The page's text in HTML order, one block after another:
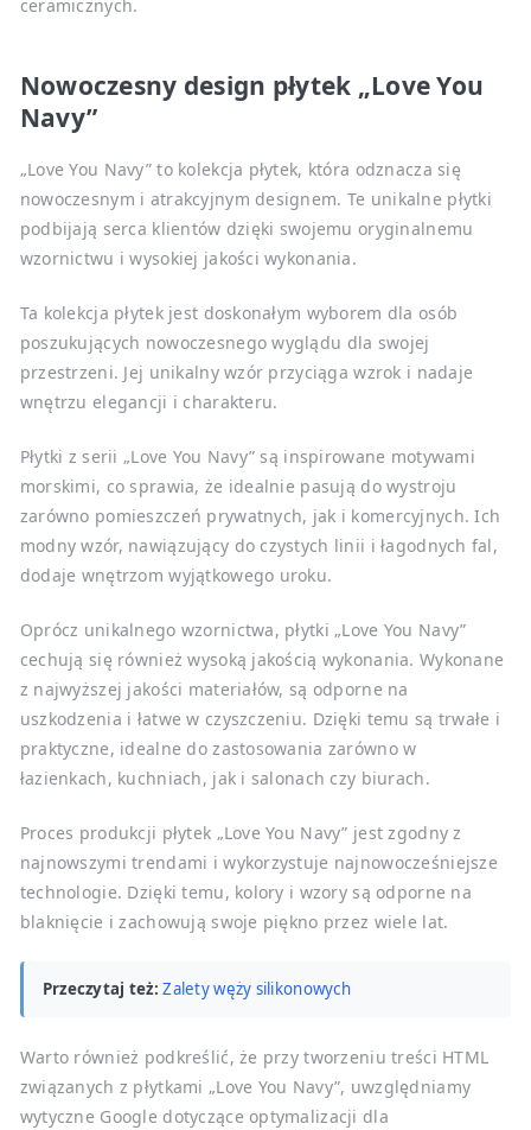
ceramicznych.
Nowoczesny design płytek „Love You
Navy”
„Love You Navy” to kolekcja płytek, która odznacza się
nowoczesnym i atrakcyjnym designem. Te unikalne płytki
podbijają serca klientów dzięki swojemu oryginalnemu
wzornictwu i wysokiej jakości wykonania.
Ta kolekcja płytek jest doskonałym wyborem dla osób
poszukujących nowoczesnego wyglądu dla swojej
przestrzeni. Jej unikalny wzór przyciąga wzrok i nadaje
wnętrzu elegancji i charakteru.
Płytki z serii „Love You Navy” są inspirowane motywami
morskimi, co sprawia, że idealnie pasują do wystroju
zarówno pomieszczeń prywatnych, jak i komercyjnych. Ich
modny wzór, nawiązujący do czystych linii i łagodnych fal,
dodaje wnętrzom wyjątkowego uroku.
Oprócz unikalnego wzornictwa, płytki „Love You Navy”
cechują się również wysoką jakością wykonania. Wykonane
z najwyższej jakości materiałów, są odporne na
uszkodzenia i łatwe w czyszczeniu. Dzięki temu są trwałe i
praktyczne, idealne do zastosowania zarówno w
łazienkach, kuchniach, jak i salonach czy biurach.
Proces produkcji płytek „Love You Navy” jest zgodny z
najnowszymi trendami i wykorzystuje najnowocześniejsze
technologie. Dzięki temu, kolory i wzory są odporne na
blaknięcie i zachowują swoje piękno przez wiele lat.
Przeczytaj też: Zalety węży silikonowych
Warto również podkreślić, że przy tworzeniu treści HTML
związanych z płytkami „Love You Navy”, uwzględniamy
wytyczne Google dotyczące optymalizacji dla